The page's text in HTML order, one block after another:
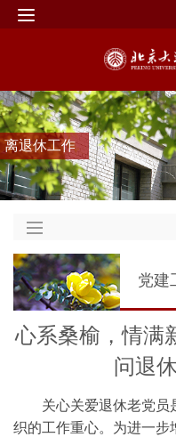
离退休工作
党建
心系桑榆，情满
问退
关心关爱退休老党员
织的工作重心。为进一步